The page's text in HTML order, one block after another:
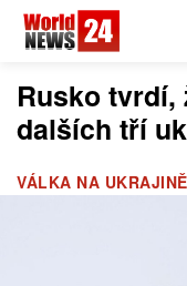
Rusko tvrdí,
dalších tří
VÁLKA NA UKRAJINĚ